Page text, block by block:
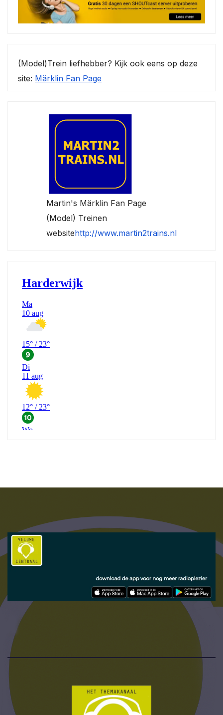
(Model)Trein liefhebber? Kijk ook eens op deze
site: Märklin Fan Page
Martin's Märklin Fan Page
(Model) Treinen
websitehttp://www.martin2trains.nl